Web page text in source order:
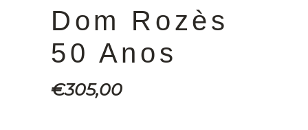
Dom Rozès
50 Anos
€305,00